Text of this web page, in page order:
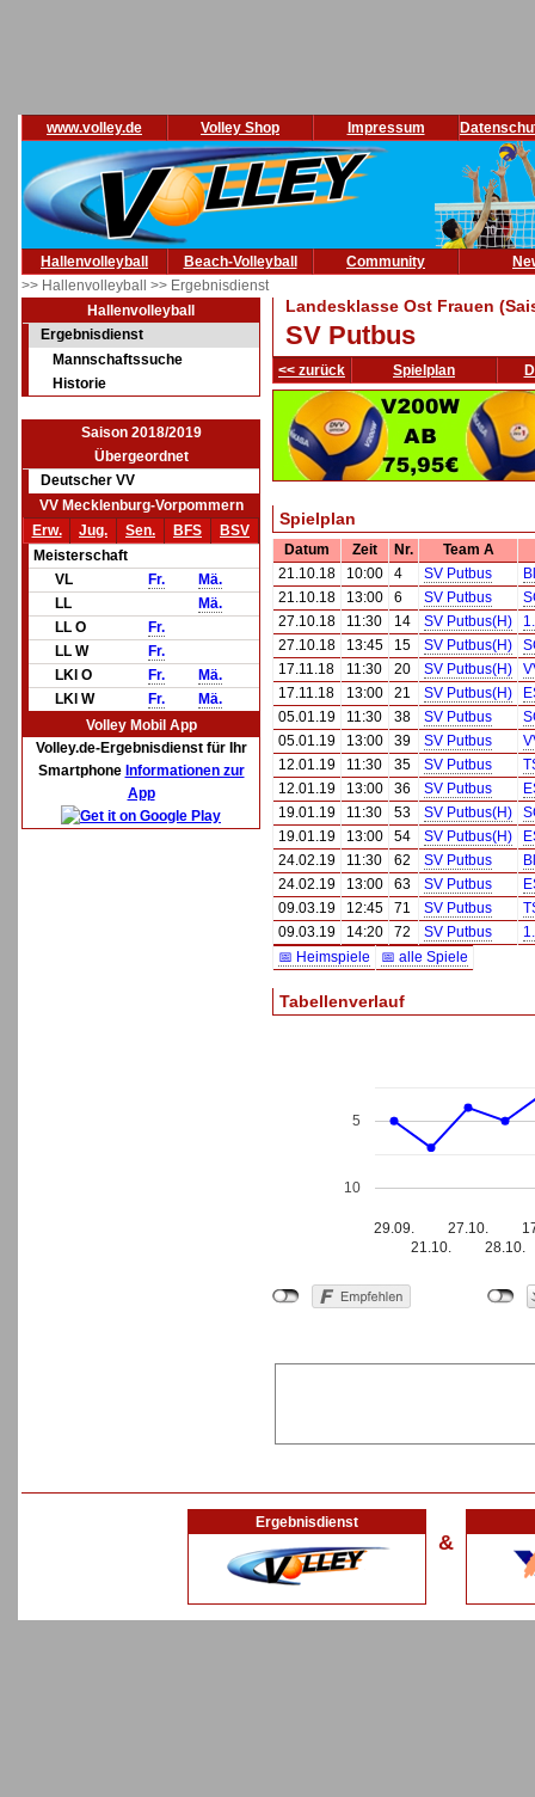
www.volley.de Volley Shop Impressum
Hallenvolleyball Beach-Volleyball Community
>> Hallenvolleyball >> Ergebnisdienst
Hallenvolleyball
Ergebnisdienst
Mannschaftssuche
Historie
Saison 2018/2019
Übergeordnet
Deutscher VV
VV Mecklenburg-Vorpommern
Erw.
Jug. Sen. BFS
BSV
Meisterschaft
VL
Fr.
Mä.
LL
Mä.
LL O
Fr.
LL W
Fr.
LKl O
Fr.
Mä.
LKl W
Fr.
Mä.
Volley Mobil App
Volley.de-Ergebnisdienst für Ihr
Smartphone Informationen zur
App
Landesklasse Ost Frauen
SV Putbus
<< zurück Spielplan
Spielplan
Datum Zeit Nr.
Team A
21.10.18
10:00 4 SV Putbus
21.10.18
13:00 6 SV Putbus
27.10.18
11:30 14 SV Putbus(H)
27.10.18
13:45 15 SV Putbus(H)
17.11.18
11:30 20 SV Putbus(H)
17.11.18
13:00 21 SV Putbus(H)
05.01.19
11:30 38 SV Putbus
05.01.19
13:00 39 SV Putbus
12.01.19
11:30 35 SV Putbus
12.01.19
13:00 36 SV Putbus
19.01.19
11:30 53 SV Putbus(H)
19.01.19
13:00 54 SV Putbus(H)
24.02.19
11:30 62 SV Putbus
24.02.19
13:00 63 SV Putbus
09.03.19
12:45 71 SV Putbus
09.03.19
14:20 72 SV Putbus
📅 Heimspiele
📅 alle Spiele
Tabellenverlauf
29.09.
21.10.
27.10.
28.10.
5
10
Ergebnisdienst
&